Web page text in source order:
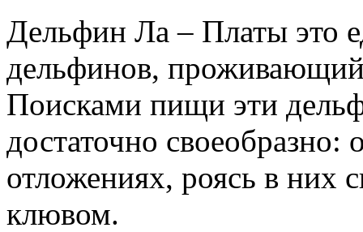
Дельфин Ла – Платы это
дельфинов,
Поисками пищи эти
достаточно
отложениях, роясь в них
клювом.